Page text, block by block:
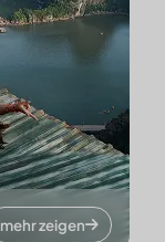
mehr zeigen